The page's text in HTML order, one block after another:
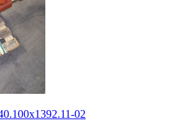
02